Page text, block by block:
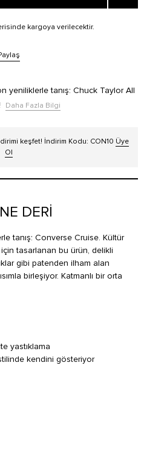
kargoya verilecektir.
yeniliklerle tanış: Chuck Taylor All
Daha Fazla Bilgi
keşfet! İndirim Kodu: CON10 Üye
Ol
DERİ
tanış: Converse Cruise. Kültür
için tasarlanan bu ürün, delikli
gibi patenden ilham alan
birleşiyor. Katmanlı bir orta
yastıklama
kendini gösteriyor